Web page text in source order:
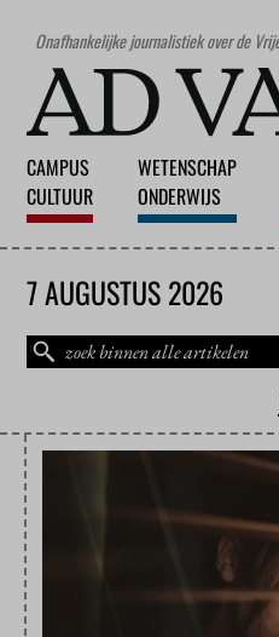
Onafhankelijke journalistiek over de
CAMPUS
CULTUUR
WETENSCHAP
ONDERWIJS
7 AUGUSTUS 2026